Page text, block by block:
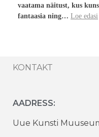
vaatama näitust, kus
fantaasia ning… Loe edasi
KONTAKT
AADRESS:
Uue Kunsti